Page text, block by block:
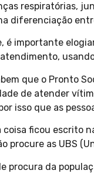
respiratórias,
diferenciação
é importante
que o Pronto
de atender
isso que as
coisa ficou escrito
procure as UBS
procura da